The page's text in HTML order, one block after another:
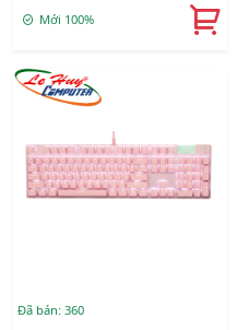
Mới 100%
Đã bán: 360